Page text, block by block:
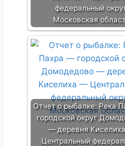
федеральный
Московская
Отчет о рыбалке: Река
городской округ
— деревня
Центральный